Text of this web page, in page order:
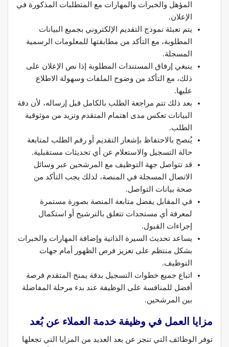
المؤهل والخبرات والمهارات مع المتطلبات المذكورة في
الإعلان.
يتم تعبئة نموذج التقديم الإلكتروني بجميع البيانات
المطلوبة، مع التأكد من مطابقتها للمعلومات الرسمية
المسجلة.
ينبغي إرفاق المستندات المطلوبة إذا نص الإعلان على
ذلك، مع التأكد من وضوح الملفات وسهولة الاطلاع
عليها.
بعد ذلك تتم مراجعة الطلب بالكامل قبل إرساله، لأن دقة
البيانات تعكس مدى اهتمام المتقدم وتزيد من موثوقية
الطلب.
يُنصح بالاحتفاظ بإشعار التقديم أو رقم الطلب لمتابعة
حالة التسجيل والاستعلام عن أي تحديثات مستقبلية.
قد تتواصل جهة التوظيف مع المرشحين عبر وسائل
الاتصال المسجلة في المنصة، لذلك يجب التأكد من
صحة بيانات التواصل.
في المقابل يفضل متابعة المنصة بصورة مستمرة
لمعرفة أي مستجدات تتعلق بالترشيح أو استكمال
إجراءات القبول.
يساعد تحديث السيرة الذاتية وإضافة المهارات والخبرات
بشكل منتظم على تعزيز فرص الظهور أمام جهات
التوظيف.
اتباع جميع خطوات التسجيل بدقة يمنح المتقدم فرصة
أفضل للمنافسة على الوظيفة عند بدء مرحلة المفاضلة
بين المرشحين.
مزايا العمل في وظيفة خدمة العملاء عن بُعد
توفر الوظائف التي تنجز عن بعد العديد من المزايا التي تجعلها